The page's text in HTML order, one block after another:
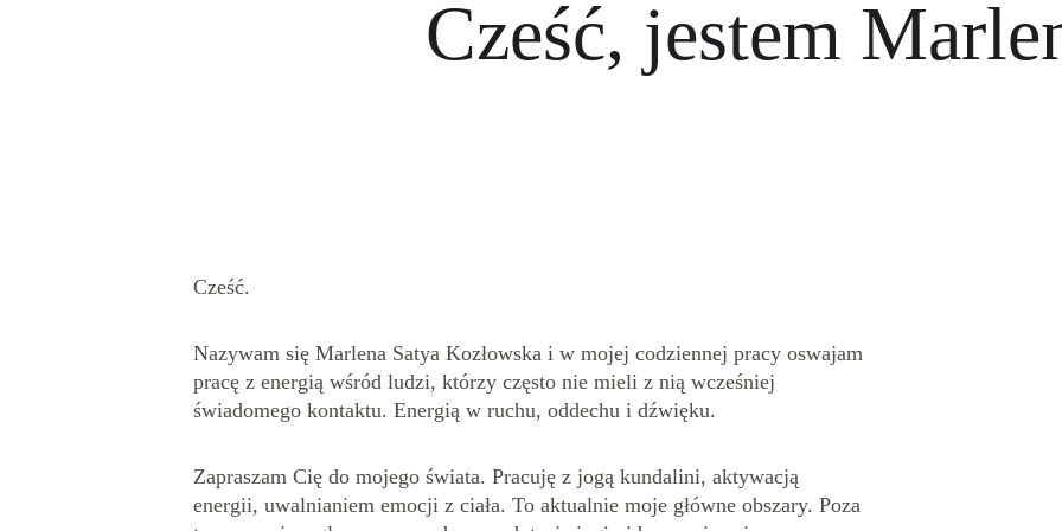
Cześć, jestem
Cześć.
Nazywam się Marlena Satya Kozłowska i w mojej codziennej pracy oswajam
pracę z energią wśród ludzi, którzy często nie mieli z nią wcześniej
świadomego kontaktu. Energią w ruchu, oddechu i dźwięku.
Zapraszam Cię do mojego świata. Pracuję z jogą kundalini, aktywacją
energii, uwalnianiem emocji z ciała. To aktualnie moje główne obszary. Poza